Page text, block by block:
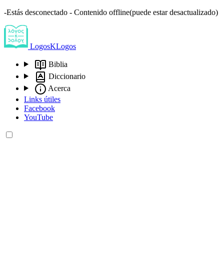
-Estás desconectado - Contenido offline(puede estar desactualizado)
LogosKLogos
Biblia
Diccionario
Acerca
Links útiles
Facebook
YouTube